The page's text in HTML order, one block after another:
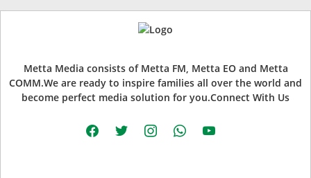
Metta Media consists of Metta FM, Metta EO and Metta
COMM.We are ready to inspire families all over the world and
become perfect media solution for you.Connect With Us
facebooktwitter instagramwhatsappyoutube